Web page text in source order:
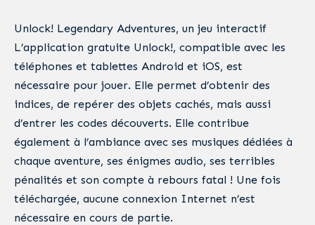
Unlock! Legendary Adventures, un jeu interactif
L’application gratuite Unlock!, compatible avec les
téléphones et tablettes Android et iOS, est
nécessaire pour jouer. Elle permet d’obtenir des
indices, de repérer des objets cachés, mais aussi
d’entrer les codes découverts. Elle contribue
également à l’ambiance avec ses musiques dédiées à
chaque aventure, ses énigmes audio, ses terribles
pénalités et son compte à rebours fatal ! Une fois
téléchargée, aucune connexion Internet n’est
nécessaire en cours de partie.